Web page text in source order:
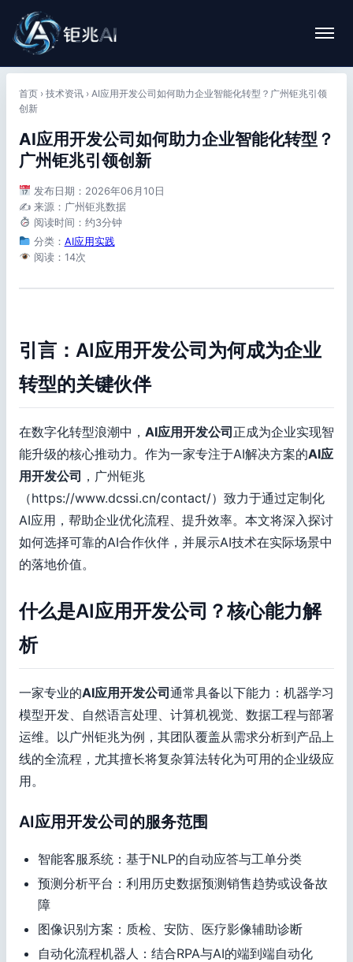
首页 › 技术资讯 › AI应用开发公司如何助力企业智能化转型？广州钜兆引领
创新
AI应用开发公司如何助力企业智能化转型？
广州钜兆引领创新
发布日期：2026年06月10日
✍️ 来源：广州钜兆数据
阅读时间：约3分钟
分类： AI应用实践
阅读：14次
引言：AI应用开发公司为何成为企业
转型的关键伙伴
在数字化转型浪潮中， AI应用开发公司 正成为企业实现智
能升级的核心推动力。作为一家专注于AI解决方案的AI应
用开发公司 ，广州钜兆
（https://www.dcssi.cn/contact/）致力于通过定制化
AI应用，帮助企业优化流程、提升效率。本文将深入探讨
如何选择可靠的AI合作伙伴，并展示AI技术在实际场景中
的落地价值。
什么是AI应用开发公司？核心能力解
析
一家专业的AI应用开发公司 通常具备以下能力：机器学习
模型开发、自然语言处理、计算机视觉、数据工程与部署
运维。以广州钜兆为例，其团队覆盖从需求分析到产品上
线的全流程，尤其擅长将复杂算法转化为可用的企业级应
用。
AI应用开发公司的服务范围
智能客服系统：基于NLP的自动应答与工单分类
预测分析平台：利用历史数据预测销售趋势或设备故
障
图像识别方案：质检、安防、医疗影像辅助诊断
自动化流程机器人：结合RPA与AI的端到端自动化